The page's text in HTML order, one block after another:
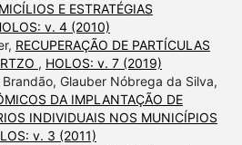
E ESTRATÉGIAS
v. 4 (2010)
RECUPERAÇÃO DE PARTÍCULAS
, HOLOS: v. 7 (2019)
Glauber Nóbrega da Silva,
DA IMPLANTAÇÃO DE
INDIVIDUAIS NOS MUNICÍPIOS
v. 3 (2011)